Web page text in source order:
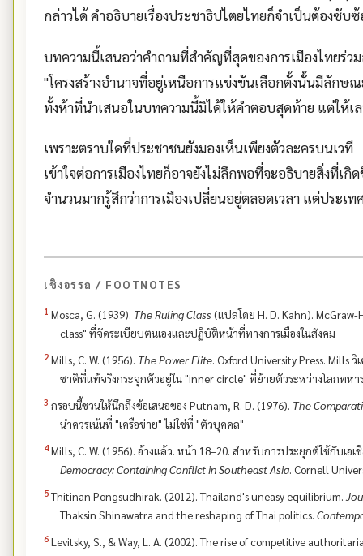
กล่าวได้ คำอธิบายเรื่องประชาธิปไตยไทยก็จำเป็นต้องซับ
บทความนี้เสนอว่าคำถามที่สำคัญที่สุดของการเมืองไทยร่ว
"โครงสร้างอำนาจที่อยู่เหนือการแข่งขันเลือกตั้งนั้นมีลัก
ทั้งห้าที่นำเสนอในบทความนี้มิได้ให้คำตอบสุดท้าย แต่ให้เ
เพราะตราบใดที่ประชาชนยังมองเห็นเพียงตัวละครบน
เข้าใจต่อการเมืองไทยก็อาจยังไม่ลึกพอที่จะอธิบายสิ่งที่
จำนวนมากรู้สึกว่าการเมืองเปลี่ยนอยู่ตลอดเวลา แต่ประเ
เชิงอรรถ / FOOTNOTES
1 Mosca, G. (1939). The Ruling Class (แปลโดย H. D. Kahn).
class" ที่จัดระเบียบตนเองและปฏิบัติหน้าที่ทางการเมืองในสังคม
2 Mills, C. W. (1956). The Power Elite. Oxford University Press. Mills
ชาติที่แท้จริงกระจุกตัวอยู่ใน "inner circle" ที่ย้ายตัวระหว่างโลกทหา
3 กรอบนี้ชวนให้นึกถึงข้อเสนอของ Putnam, R. D. (1976). The
นำควรเน้นที่ "เครือข่าย" ไม่ใช่ที่ "ตัวบุคคล"
4Mills, C. W. (1956). อ้างแล้ว. หน้า 18–20. สำหรับการประยุกต์ใช้กับเอ
Democracy: Containing Conflict in Southeast Asia. Cornell
5 Thitinan Pongsudhirak. (2012). Thailand's uneasy equilibrium.
Thaksin Shinawatra and the reshaping of Thai politics.
6 Levitsky, S., & Way, L. A. (2002). The rise of competitive